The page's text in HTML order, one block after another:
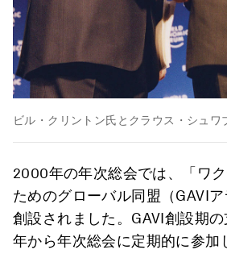
ビル・クリントン氏とクラウス・シュワ
2000年の年次総会では、「ワ
ためのグローバル同盟（GAVI
創設されました。GAVI創設期
年から年次総会に定期的に参加